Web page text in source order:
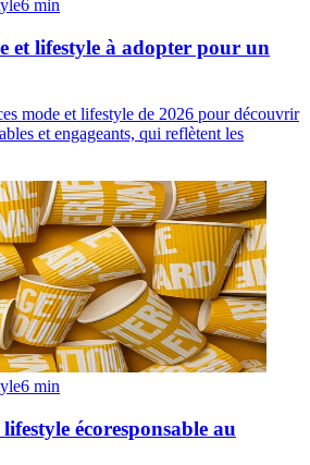
6 min
et lifestyle à adopter pour un
mode et lifestyle de 2026 pour découvrir
et engageants, qui reflètent les
6 min
écoresponsable au